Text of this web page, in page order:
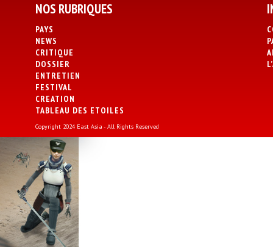
NOS RUBRIQUES
PAYS
NEWS
CRITIQUE
DOSSIER
ENTRETIEN
FESTIVAL
CREATION
TABLEAU DES ETOILES
Copyright 2024 East Asia - All Rights Reserved